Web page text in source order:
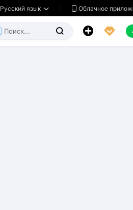
Русский язык   Облачное
  